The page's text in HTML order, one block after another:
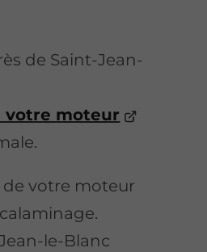
de Saint-Jean-
votre moteur
votre moteur
le-Blanc